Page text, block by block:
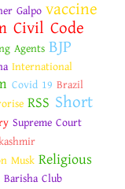
Galpo vaccine
Civil Code
Agents BJP
International
Covid 19 Brazil
RSS Short
Supreme Court
Musk Religious
Barisha Club